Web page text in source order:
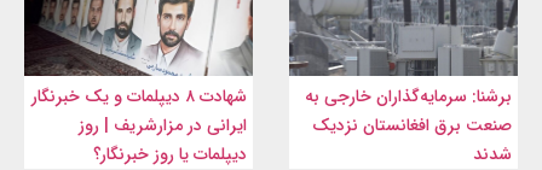
برشنا: سرمایه‌گذاران خارجی به
صنعت برق افغانستان نزدیک
شدند
شهادت ۸ دیپلمات و یک خبرنگار
ایرانی در مزارشریف | روز
دیپلمات یا روز خبرنگار؟